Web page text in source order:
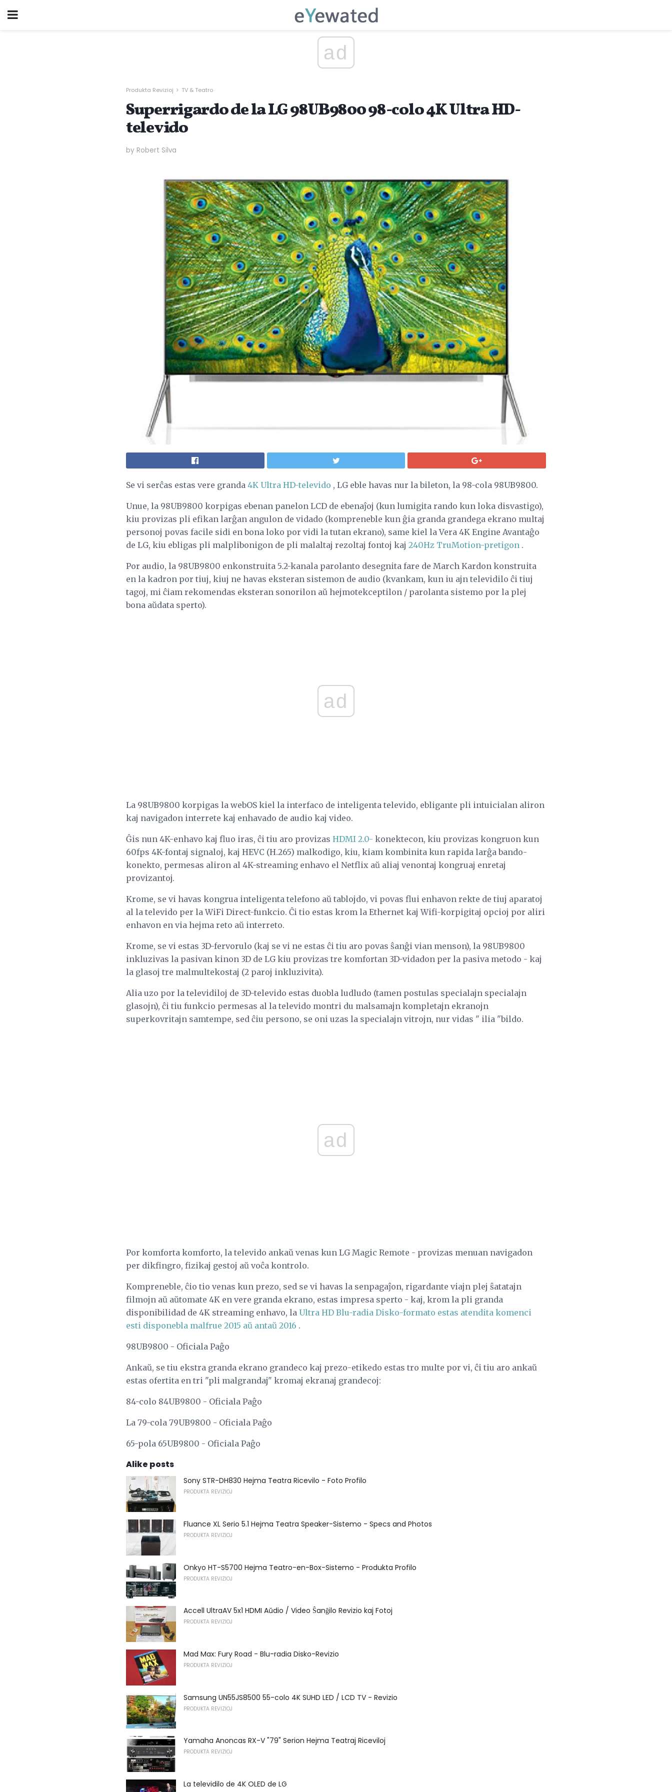
ad
Produkta Revizioj TV & Teatro
Superrigardo de la LG 98UB9800 98-colo 4K Ultra HD-
televido
by Robert Silva
Se vi serĉas estas vere granda 4K Ultra HD-televido , LG eble havas nur la bileton, la 98-cola 98UB9800.
Unue, la 98UB9800 korpigas ebenan panelon LCD de ebenaĵoj (kun lumigita rando kun loka disvastigo),
kiu provizas pli efikan larĝan angulon de vidado (kompreneble kun ĝia granda grandega ekrano multaj
personoj povas facile sidi en bona loko por vidi la tutan ekrano), same kiel la Vera 4K Engine Avantaĝo
de LG, kiu ebligas pli malplibonigon de pli malaltaj rezoltaj fontoj kaj 240Hz TruMotion-pretigon .
Por audio, la 98UB9800 enkonstruita 5.2-kanala parolanto desegnita fare de March Kardon konstruita
en la kadron por tiuj, kiuj ne havas eksteran sistemon de audio (kvankam, kun iu ajn televidilo ĉi tiuj
tagoj, mi ĉiam rekomendas eksteran sonorilon aŭ hejmotekceptilon / parolanta sistemo por la plej
bona aŭdata sperto).
ad
La 98UB9800 korpigas la webOS kiel la interfaco de inteligenta televido, ebligante pli intuicialan aliron
kaj navigadon interrete kaj enhavado de audio kaj video.
Ĝis nun 4K-enhavo kaj fluo iras, ĉi tiu aro provizas HDMI 2.0- konektecon, kiu provizas kongruon kun
60fps 4K-fontaj signaloj, kaj HEVC (H.265) malkodigo, kiu, kiam kombinita kun rapida larĝa bando-
konekto, permesas aliron al 4K-streaming enhavo el Netflix aŭ aliaj venontaj kongruaj enretaj
provizantoj.
Krome, se vi havas kongrua inteligenta telefono aŭ tablojdo, vi povas flui enhavon rekte de tiuj aparatoj
al la televido per la WiFi Direct-funkcio. Ĉi tio estas krom la Ethernet kaj Wifi-korpigitaj opcioj por aliri
enhavon en via hejma reto aŭ interreto.
Krome, se vi estas 3D-fervorulo (kaj se vi ne estas ĉi tiu aro povas ŝanĝi vian menson), la 98UB9800
inkluzivas la pasivan kinon 3D de LG kiu provizas tre komfortan 3D-vidadon per la pasiva metodo - kaj
la glasoj tre malmultekostaj (2 paroj inkluzivita).
Alia uzo por la televidiloj de 3D-televido estas duobla ludludo (tamen postulas specialajn specialajn
glasojn), ĉi tiu funkcio permesas al la televido montri du malsamajn kompletajn ekranojn
superkovritajn samtempe, sed ĉiu persono, se oni uzas la specialajn vitrojn, nur vidas " ilia "bildo.
ad
Por komforta komforto, la televido ankaŭ venas kun LG Magic Remote - provizas menuan navigadon
per dikfingro, fizikaj gestoj aŭ voĉa kontrolo.
Kompreneble, ĉio tio venas kun prezo, sed se vi havas la senpagaĵon, rigardante viajn plej ŝatatajn
filmojn aŭ aŭtomate 4K en vere granda ekrano, estas impresa sperto - kaj, krom la pli granda
disponibilidad de 4K streaming enhavo, la Ultra HD Blu-radia Disko-formato estas atendita komenci
esti disponebla malfrue 2015 aŭ antaŭ 2016 .
98UB9800 - Oficiala Paĝo
Ankaŭ, se tiu ekstra granda ekrano grandeco kaj prezo-etikedo estas tro multe por vi, ĉi tiu aro ankaŭ
estas ofertita en tri "pli malgrandaj" kromaj ekranaj grandecoj:
84-colo 84UB9800 - Oficiala Paĝo
La 79-cola 79UB9800 - Oficiala Paĝo
65-pola 65UB9800 - Oficiala Paĝo
Alike posts
Sony STR-DH830 Hejma Teatra Ricevilo - Foto Profilo
PRODUKTA REVIZIOJ
Fluance XL Serio 5.1 Hejma Teatra Speaker-Sistemo - Specs and Photos
PRODUKTA REVIZIOJ
Onkyo HT-S5700 Hejma Teatro-en-Box-Sistemo - Produkta Profilo
PRODUKTA REVIZIOJ
Accell UltraAV 5x1 HDMI Aŭdio / Video Ŝanĝilo Revizio kaj Fotoj
PRODUKTA REVIZIOJ
Mad Max: Fury Road - Blu-radia Disko-Revizio
PRODUKTA REVIZIOJ
Samsung UN55JS8500 55-colo 4K SUHD LED / LCD TV - Revizio
PRODUKTA REVIZIOJ
Yamaha Anoncas RX-V "79" Serion Hejma Teatraj Riceviloj
PRODUKTA REVIZIOJ
La televidilo de 4K OLED de LG